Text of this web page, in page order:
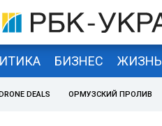
БИЗНЕС ЖИЗНЬ
DEALS ОРМУЗСКИЙ ПРОЛИВ